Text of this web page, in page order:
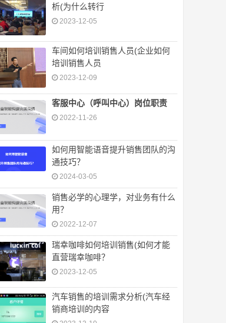
析(为什么转行
2023-12-05
车间如何培训销售人员(企业如何
培训销售人员
2023-12-09
客服中心（呼叫中心）岗位职责
2022-11-26
如何用智能语音提升销售团队的沟
通技巧？
2024-03-05
销售必学的心理学，对业务有什么
用？
2022-12-07
瑞幸咖啡如何培训销售(如何才能
直营瑞幸咖啡？
2023-12-05
汽车销售的培训需求分析(汽车经
销商培训的内容